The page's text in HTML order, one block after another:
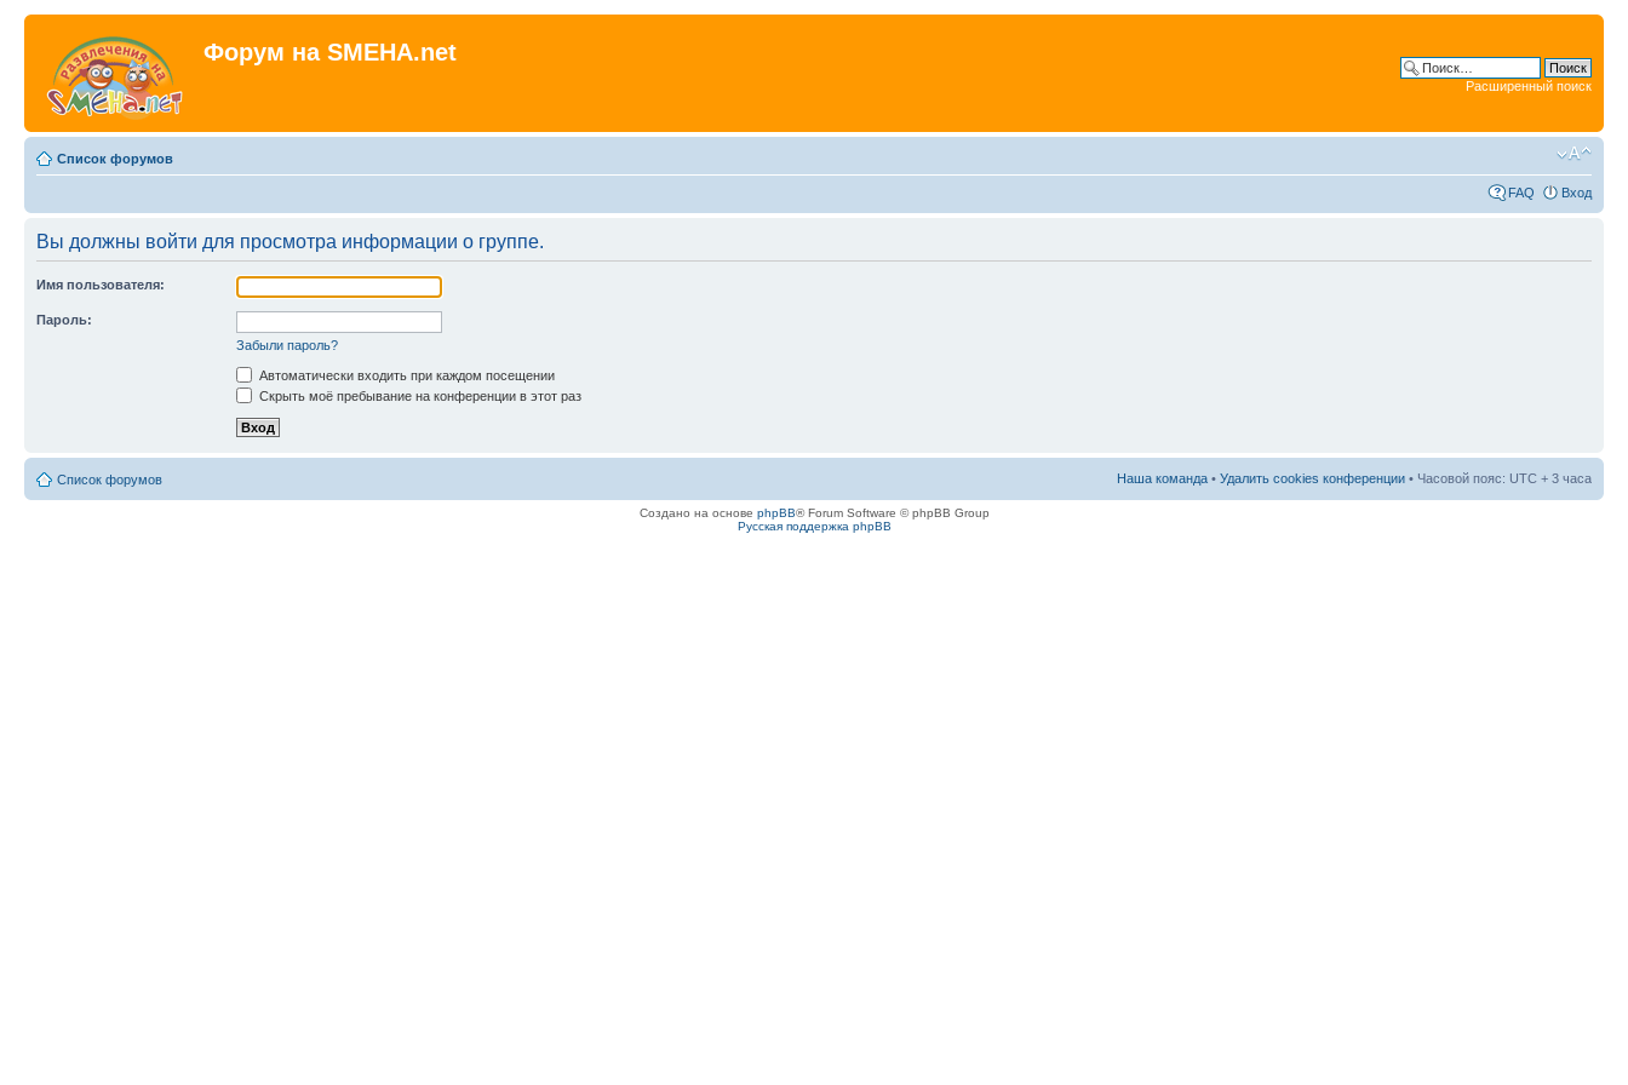
Форум на SMEHA.net
Расширенный поиск
Список форумов
FAQ Вход
Вы должны войти для просмотра информации о группе.
Имя пользователя:
Пароль:
Забыли пароль?
Автоматически входить при каждом посещении
Скрыть моё пребывание на конференции в этот раз
Список форумов Наша команда • Удалить cookies конференции • Часовой пояс: UTC + 3 часа
Создано на основе phpBB® Forum Software © phpBB Group
Русская поддержка phpBB